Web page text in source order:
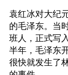
袁红冰对大纪
的毛泽东。当
班人，正式写
半年，毛泽东
很快就发生了